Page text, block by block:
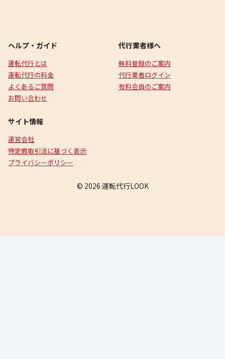
ヘルプ・ガイド
運転代行とは
運転代行の料金
よくあるご質問
お問い合わせ
代行業者様へ
無料登録のご案内
代行業者ログイン
有料会員のご案内
サイト情報
運営会社
特定商取引法に基づく表示
プライバシーポリシー
© 2026 運転代行LOOK